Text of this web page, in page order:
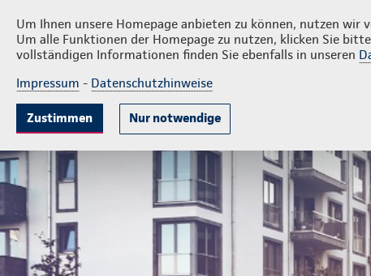
Um Ihnen unsere Homepage anbieten zu können, nutzen
Um alle Funktionen der Homepage zu nutzen, klicken Sie
vollständigen Informationen finden Sie ebenfalls in unseren
Impressum - Datenschutzhinweise
Zustimmen Nur notwendige
M. Wirtz & S. Yasar Privatkunden
MitarbeitervorsorgeUnternehmensabsicherung
Geschäftsstelle M. Wirtz & S. Yasar GbR